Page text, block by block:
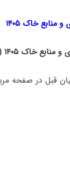
خاک ۱۴۰۵
۱۴۰۵ (بزودی)
قبل در صفحه